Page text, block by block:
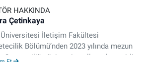
HAKKINDA
Çetinkaya
Üniversitesi İletişim Fakültesi
Bölümü’nden 2023 yılında mezun
Gazeteciliğe üniversite yıllarında çeşitli